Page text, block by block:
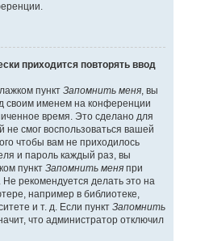
приходится повторять ввод
пункт Запомнить меня, вы
своим именем на конференции
время. Это сделано для
не смог воспользоваться вашей
чтобы вам не приходилось
и пароль каждый раз, вы
пункт Запомнить меняпри
рекомендуется делать это на
например в библиотеке,
и т. д. Если пункт Запомнить
что администратор отключил